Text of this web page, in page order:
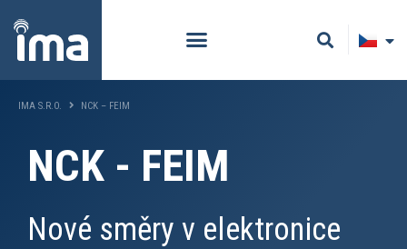
IMA S.R.O. NCK – FEIM
NCK - FEIM
Nové směry v elektronice